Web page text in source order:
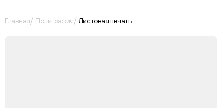
Главная Полиграфия Листовая печать